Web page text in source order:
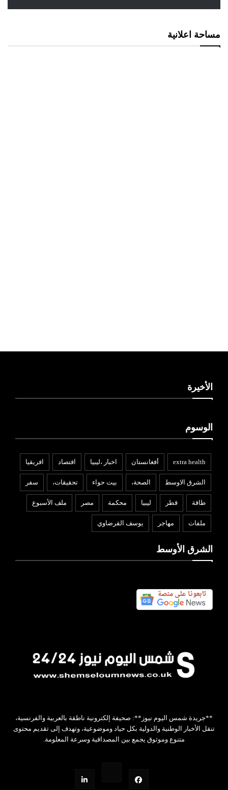
مساحة اعلانية
الأخيرة
الوسوم
extra health أفغانستان اخبار ،ليبيا افتصاد افريقيا
الشرق الاوسط الصحة، بيت حواء تحقيقات، سفر
طاقة قطر ليبيا محكمة مصر ملف الأسبوع
ملفات مهاجر يوسف القرضاوي
الشرق الأوسط
**جريدة شمس اليوم نيوز**: صحيفة إلكترونية ناطقة بالعربية والفرنسية،
تنقل الأخبار الوطنية والدولية بكل حياد وموضوعية، وتهدف إلى تقديم محتوى
متنوع وموثوق يجمع بين المصداقية وسرعة المعلومة.